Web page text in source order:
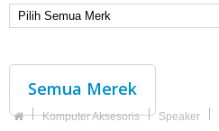
Semua Merek
Komputer Aksesoris Speaker